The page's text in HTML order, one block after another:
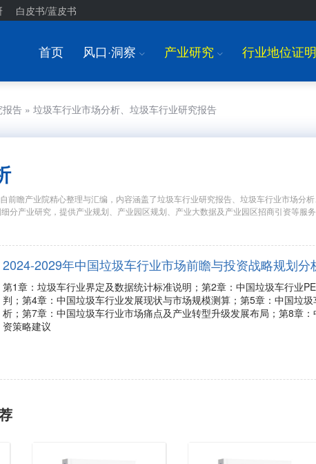
白皮书/蓝皮书
首页 风口·洞察 I 产业研究 I 行业地位证明
报告 » 垃圾车行业市场分析、垃圾车行业研究报告
前瞻产业院精心整理与汇编，内容涵盖了垃圾车行业研究报告、垃圾车行业市场分
分产业研究，提供产业规划、产业园区规划、产业大数据及产业园区招商引资等服
2024-2029年中国垃圾车行业市场前瞻与投资战略规划分
第1章：垃圾车行业界定及数据统计标准说明；第2章：中国垃圾车行业
判；第4章：中国垃圾车行业发展现状与市场规模测算；第5章：中国垃
析；第7章：中国垃圾车行业市场痛点及产业转型升级发展布局；第8章
资策略建议